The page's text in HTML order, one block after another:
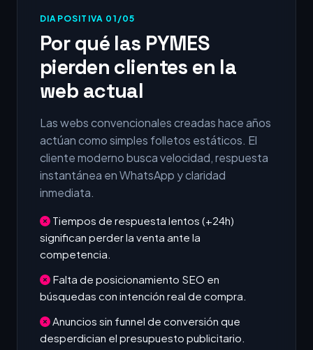
DIAPOSITIVA 01/05
Por qué las PYMES
pierden clientes en la
web actual
Las webs convencionales creadas hace años
actúan como simples folletos estáticos. El
cliente moderno busca velocidad, respuesta
instantánea en WhatsApp y claridad
inmediata.
Tiempos de respuesta lentos (+24h)
significan perder la venta ante la
competencia.
Falta de posicionamiento SEO en
búsquedas con intención real de compra.
Anuncios sin funnel de conversión que
desperdician el presupuesto publicitario.